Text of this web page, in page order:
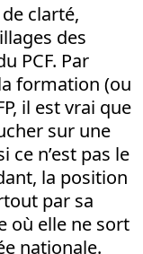
clarté,
des
PCF. Par
formation (ou
il est vrai que
sur une
ce n’est pas le
la position
par sa
où elle ne sort
nationale.